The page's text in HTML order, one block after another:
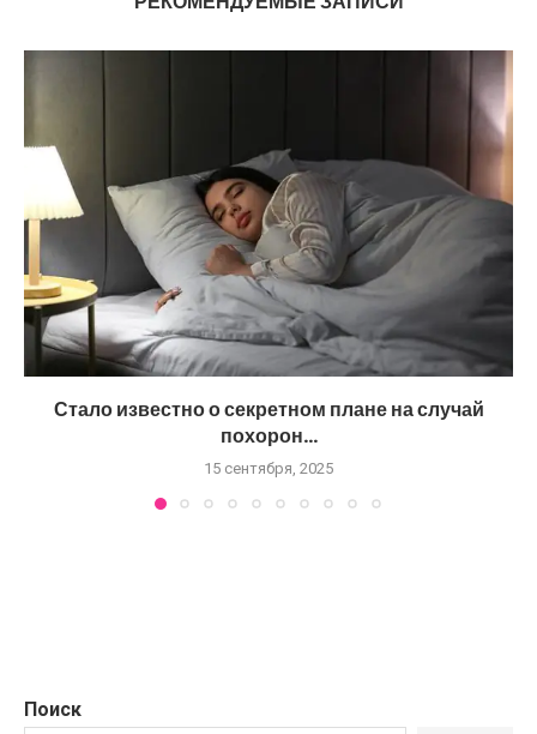
Стало известно о секретном плане на случай
похорон...
15 сентября, 2025
Поиск